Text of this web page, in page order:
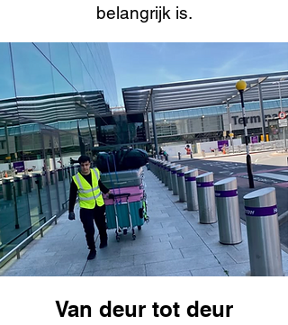
belangrijk is.
Van deur tot deur